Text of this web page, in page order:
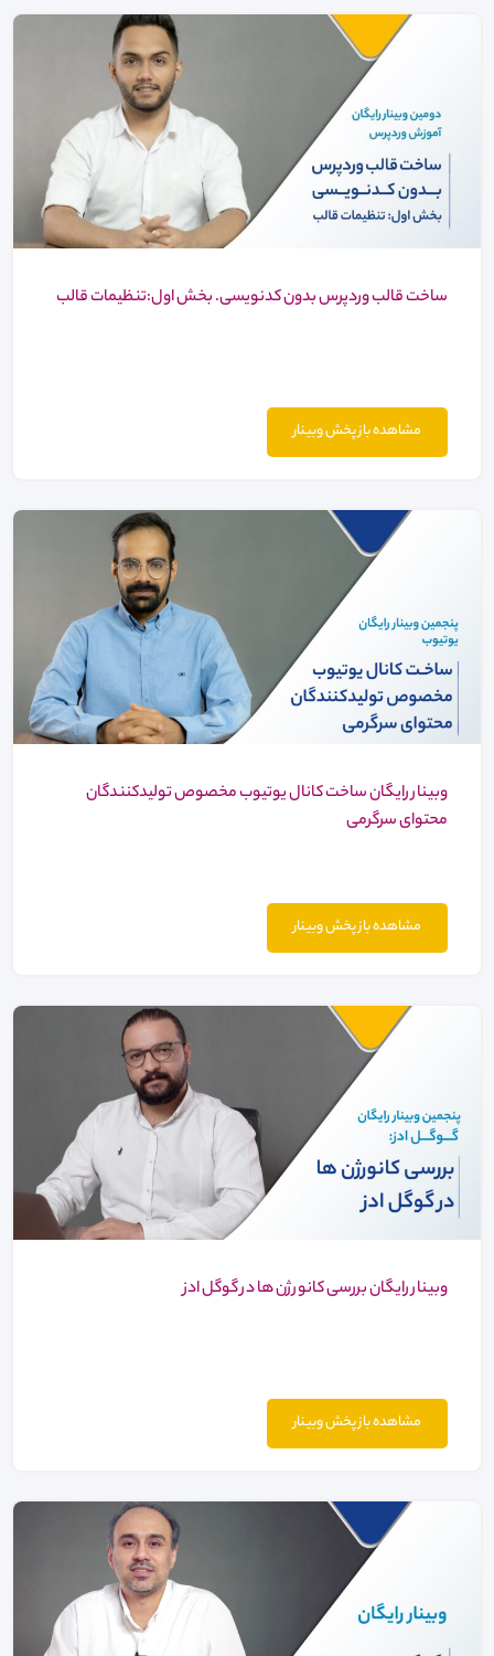
ساخت قالب وردپرس بدون کدنویسی. بخش اول:تنظیمات قالب
مشاهده باز پخش وبینار
وبینار رایگان ساخت کانال یوتیوب مخصوص تولیدکنندگان
محتوای سرگرمی
مشاهده باز پخش وبینار
وبینار رایگان بررسی کانورژن ها در گوگل ادز
مشاهده باز پخش وبینار